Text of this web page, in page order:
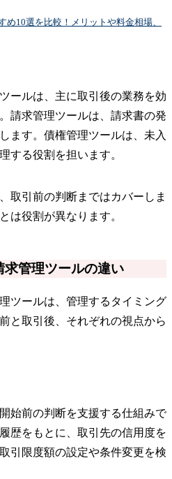
め10選を比較！メリットや料金相場、
ールは、主に取引後の業務を効
請求管理ツールは、請求書の発
ます。債権管理ツールは、未入
する役割を担います。
取引前の判断まではカバーしま
は役割が異なります。
管理ツールの違い
ツールは、管理するタイミング
と取引後、それぞれの視点から
始前の判断を支援する仕組みで
歴をもとに、取引先の信用度を
引限度額の設定や条件変更を検